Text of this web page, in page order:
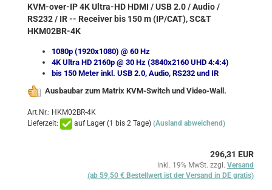
KVM-over-IP 4K Ultra-HD HDMI / USB 2.0 / Audio /
RS232 / IR -- Receiver bis 150 m (IP/CAT), SC&T
HKM02BR-4K
1080p (1920x1080) @ 60 Hz
4K Ultra HD 2160p @ 30 Hz (3840x2160 UHD 4:4:4)
bis 150 Meter inkl. USB 2.0, Audio, RS232 und IR
Ausbaubar zum Matrix KVM-Switch und Video-Wall.
Art.Nr.: HKM02BR-4K
Lieferzeit:
auf Lager (1 bis 2 Tage) (Ausland abweichend)
296,31 EUR
inkl. 19% MwSt. zzgl. Versand
(ab 59,50 € Bestellwert ist der Versand in DE gratis)